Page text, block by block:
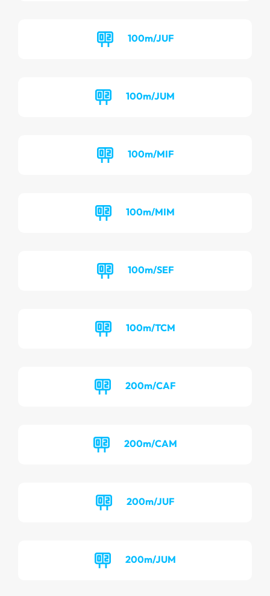
100m/JUF
100m/JUM
100m/MIF
100m/MIM
100m/SEF
100m/TCM
200m/CAF
200m/CAM
200m/JUF
200m/JUM